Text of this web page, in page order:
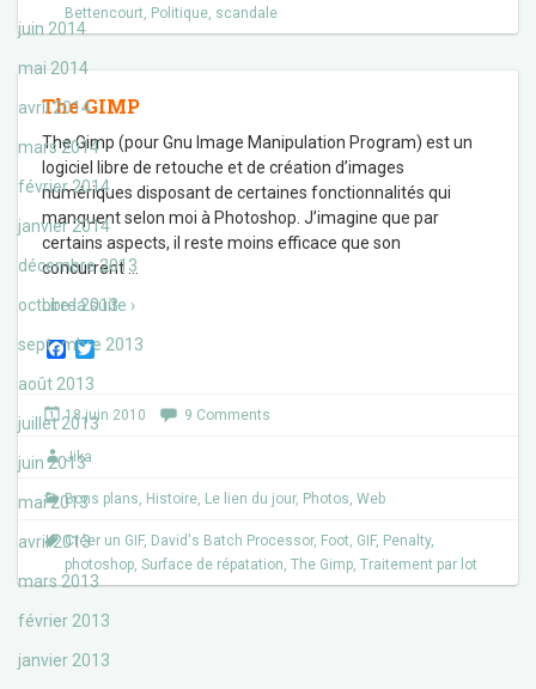
juin 2014
mai 2014
avril 2014
mars 2014
février 2014
janvier 2014
décembre 2013
octobre 2013
septembre 2013
août 2013
juillet 2013
juin 2013
mai 2013
avril 2013
mars 2013
février 2013
janvier 2013
Bettencourt, Politique, scandale
The GIMP
The Gimp (pour Gnu Image Manipulation Program) est un
logiciel libre de retouche et de création d’images
numériques disposant de certaines fonctionnalités qui
manquent selon moi à Photoshop. J’imagine que par
certains aspects, il reste moins efficace que son
concurrent …
Lire la suite ›
F
c
e
b
o
T
t
t
18 juin 2010 9 Comments
Jika
Bons plans, Histoire, Le lien du jour, Photos, Web
Créer un GIF, David's Batch Processor, Foot, GIF, Penalty,
photoshop, Surface de répatation, The Gimp, Traitement par lot